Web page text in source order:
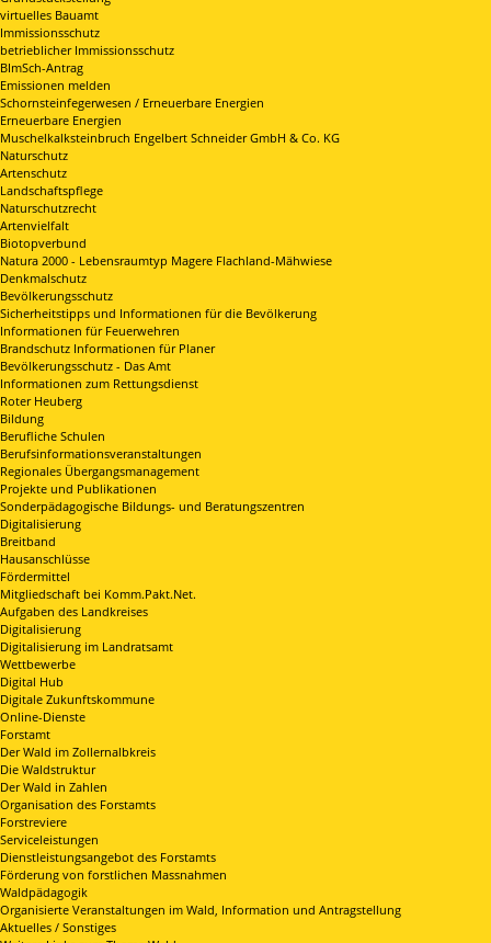
virtuelles Bauamt
Immissionsschutz
betrieblicher Immissionsschutz
BImSch-Antrag
Emissionen melden
Schornsteinfegerwesen / Erneuerbare Energien
Erneuerbare Energien
Muschelkalksteinbruch Engelbert Schneider GmbH & Co. KG
Naturschutz
Artenschutz
Landschaftspflege
Naturschutzrecht
Artenvielfalt
Biotopverbund
Natura 2000 - Lebensraumtyp Magere Flachland-Mähwiese
Denkmalschutz
Bevölkerungsschutz
Sicherheitstipps und Informationen für die Bevölkerung
Informationen für Feuerwehren
Brandschutz Informationen für Planer
Bevölkerungsschutz - Das Amt
Informationen zum Rettungsdienst
Roter Heuberg
Bildung
Berufliche Schulen
Berufsinformationsveranstaltungen
Regionales Übergangsmanagement
Projekte und Publikationen
Sonderpädagogische Bildungs- und Beratungszentren
Digitalisierung
Breitband
Hausanschlüsse
Fördermittel
Mitgliedschaft bei Komm.Pakt.Net.
Aufgaben des Landkreises
Digitalisierung
Digitalisierung im Landratsamt
Wettbewerbe
Digital Hub
Digitale Zukunftskommune
Online-Dienste
Forstamt
Der Wald im Zollernalbkreis
Die Waldstruktur
Der Wald in Zahlen
Organisation des Forstamts
Forstreviere
Serviceleistungen
Dienstleistungsangebot des Forstamts
Förderung von forstlichen Massnahmen
Waldpädagogik
Organisierte Veranstaltungen im Wald, Information und Antragstellung
Aktuelles / Sonstiges